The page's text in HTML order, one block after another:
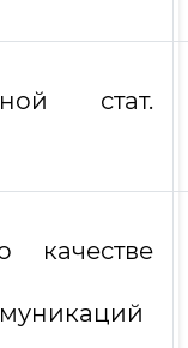
стат.
качестве